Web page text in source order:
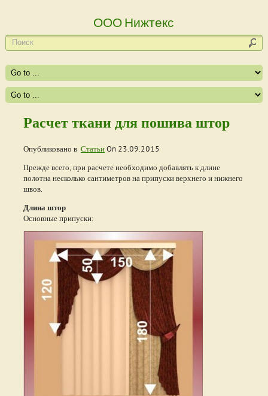
ООО Нижтекс
Расчет ткани для пошива штор
Опубликовано в СтатьиOn 23.09.2015
Прежде всего, при расчете необходимо добавлять к длине
полотна несколько сантиметров на припуски верхнего и нижнего
швов.
Длина штор
Основные припуски: